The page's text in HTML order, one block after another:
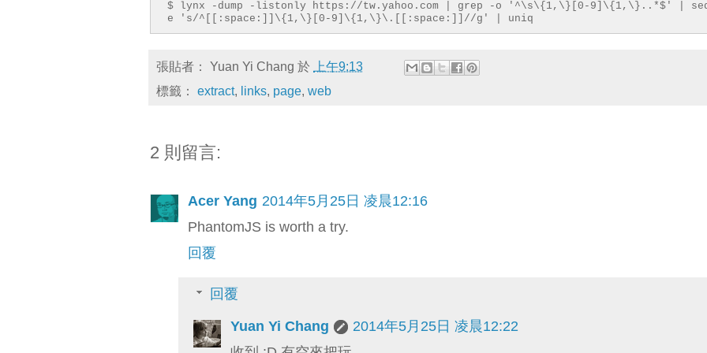
$ lynx -dump -listonly https://tw.yahoo.com | grep -o '^\s\{1,\}[0-9]\{1,\}..*$' |
e 's/^[[:space:]]\{1,\}[0-9]\{1,\}\.[[:space:]]//g' | uniq
張貼者： Yuan Yi Chang 於
上午9:13
標籤： extract, links, page, web
2 則留言:
Acer Yang 2014年5月25日 凌晨12:16
PhantomJS is worth a try.
回覆
回覆
Yuan Yi Chang
2014年5月25日 凌晨12:22